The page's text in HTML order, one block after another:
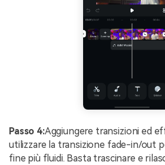
Passo 4:Aggiungere transizioni ed
utilizzare la transizione fade-in/out
fine più fluidi. Basta trascinare e